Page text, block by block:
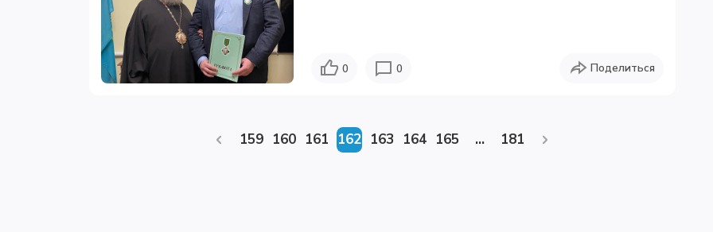
0 0 Поделиться
159 160 161 162 163 164 165 ... 181